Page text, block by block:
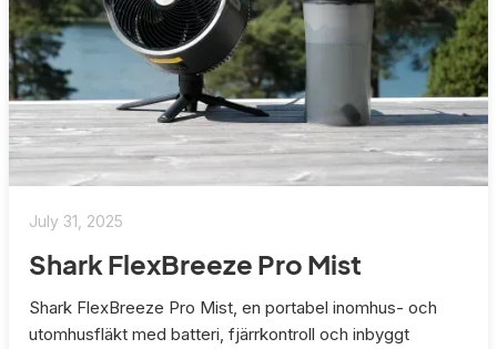
July 31, 2025
Shark FlexBreeze Pro Mist
Shark FlexBreeze Pro Mist, en portabel inomhus- och
utomhusfläkt med batteri, fjärrkontroll och inbyggt